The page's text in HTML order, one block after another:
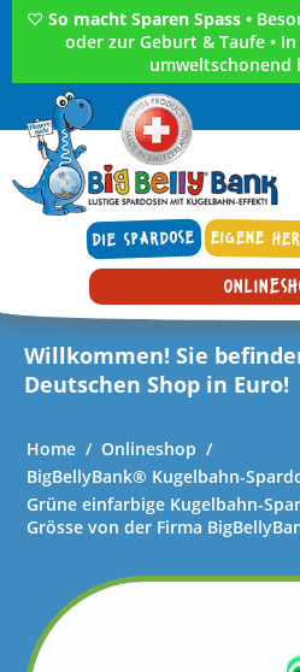
♡ So macht Sparen Spass •
oder zur Geburt & Taufe •
umweltschonend
DIE SPARDOSE EIGENE
Willkommen! Sie
Deutschen Shop in Euro!
Home / Onlineshop /
BigBellyBank® Kugelbahn-
Grüne einfarbige Kugelbahn-
Grösse von der Firma